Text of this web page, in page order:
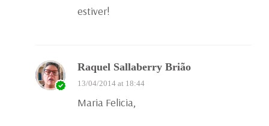
estiver!
Raquel Sallaberry Brião
13/04/2014 at 18:44
Maria Felicia,